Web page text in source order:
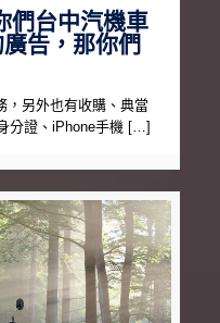
們台中汽機車
告，那你們
，另外也有收購、典當
分證、iPhone手機 […]